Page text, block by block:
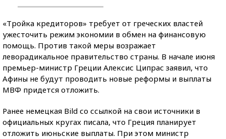
«Тройка кредиторов» требует от греческих властей
ужесточить режим экономии в обмен на финансовую
помощь. Против такой меры возражает
леворадикальное правительство страны. В начале июня
премьер-министр Греции Алексис Ципрас заявил, что
Афины не будут проводить новые реформы и выплаты
МВФ придется отложить.
Ранее немецкая Bild со ссылкой на свои источники в
официальных кругах писала, что Греция планирует
отложить июньские выплаты. При этом министр